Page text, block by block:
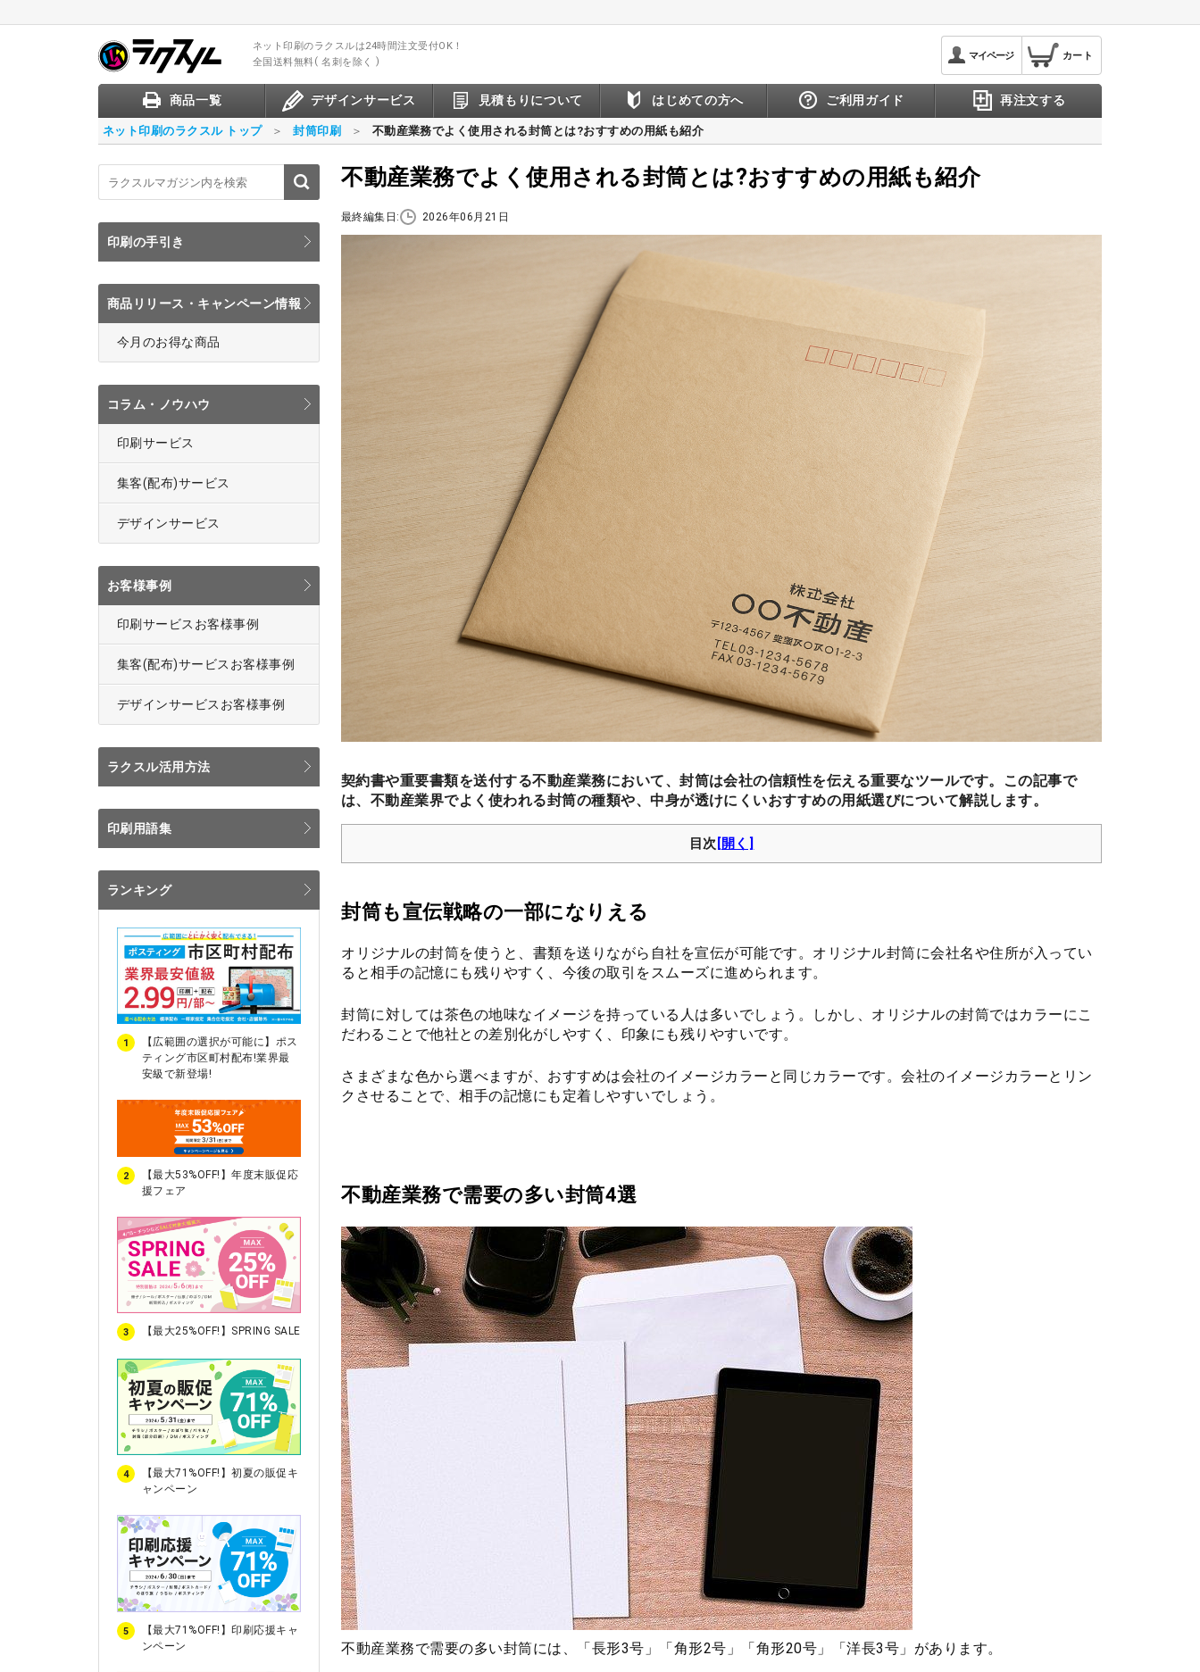
ネット印刷のラクスルは24時間注文受付OK！
全国送料無料
名刺を除く
マイページ カート
商品一覧 デザインサービス 見積もりについて はじめての方へ ご利用ガイド 再注文する
ネット印刷のラクスル トップ 封筒印刷 不動産業務でよく使用される封筒とは?おすすめの用紙も紹介
印刷の手引き
商品リリース・キャンペーン情報
今月のお得な商品
コラム・ノウハウ
印刷サービス
集客(配布)サービス
デザインサービス
お客様事例
印刷サービスお客様事例
集客(配布)サービスお客様事例
デザインサービスお客様事例
ラクスル活用方法
印刷用語集
ランキング
1
【広範囲の選択が可能に】ポス
ティング市区町村配布!業界最
安級で新登場!
2
【最大53%OFF!】年度末販促応
援フェア
3 【最大25%OFF!】SPRING SALE
4
【最大71%OFF!】初夏の販促キ
ャンペーン
5
【最大71%OFF!】印刷応援キャ
ンペーン
不動産業務でよく使用される封筒とは?おすすめの用紙も紹介
最終編集日: 2026年06月21日
契約書や重要書類を送付する不動産業務において、封筒は会社の信頼性を伝える重要なツールです。この記事で
は、不動産業界でよく使われる封筒の種類や、中身が透けにくいおすすめの用紙選びについて解説します。
目次
封筒も宣伝戦略の一部になりえる
オリジナルの封筒を使うと、書類を送りながら自社を宣伝が可能です。オリジナル封筒に会社名や住所が入ってい
ると相手の記憶にも残りやすく、今後の取引をスムーズに進められます。
封筒に対しては茶色の地味なイメージを持っている人は多いでしょう。しかし、オリジナルの封筒ではカラーにこ
だわることで他社との差別化がしやすく、印象にも残りやすいです。
さまざまな色から選べますが、おすすめは会社のイメージカラーと同じカラーです。会社のイメージカラーとリン
クさせることで、相手の記憶にも定着しやすいでしょう。
不動産業務で需要の多い封筒4選
不動産業務で需要の多い封筒には、「長形3号」「角形2号」「角形20号」「洋長3号」があります。